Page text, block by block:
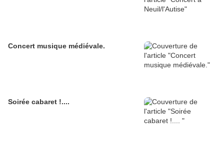
Concert musique médiévale.
Soirée cabaret !....